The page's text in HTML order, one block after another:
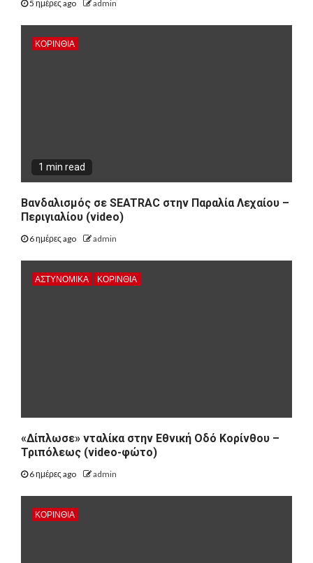
5 ημέρες ago admin
ΚΟΡΙΝΘΊΑ
1 min read
Βανδαλισμός σε SEATRAC στην Παραλία Λεχαίου –
Περιγιαλίου (video)
6 ημέρες ago admin
ΑΣΤΥΝΟΜΙΚΑ ΚΟΡΙΝΘΊΑ
«Δίπλωσε» νταλίκα στην Εθνική Oδό Κορίνθου –
Τριπόλεως (video-φώτο)
6 ημέρες ago admin
ΚΟΡΙΝΘΊΑ